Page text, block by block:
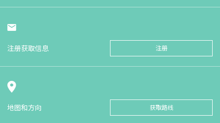
注册获取信息 注册
地图和方向 获取路线